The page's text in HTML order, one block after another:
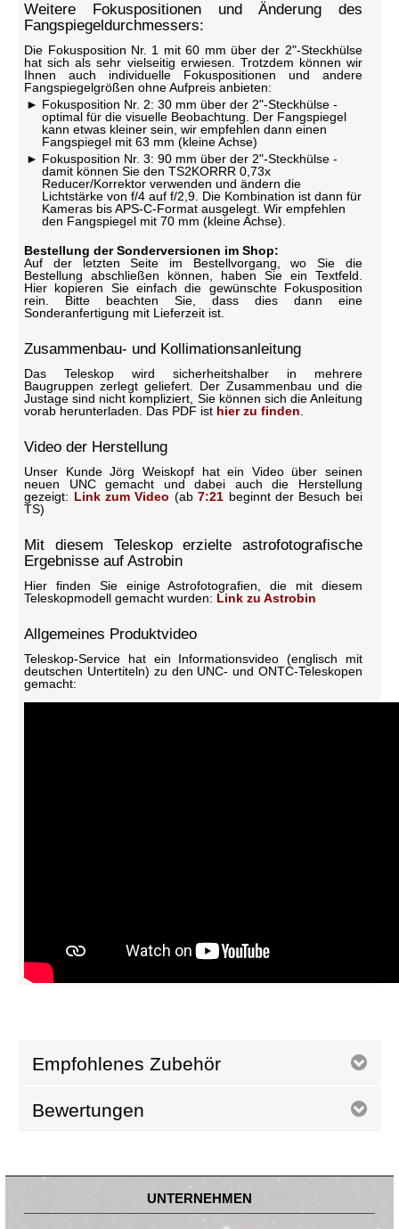
Weitere Fokuspositionen und Änderung des
Fangspiegeldurchmessers:
Die Fokusposition Nr. 1 mit 60 mm über der 2"-Steckhülse
hat sich als sehr vielseitig erwiesen. Trotzdem können wir
Ihnen auch individuelle Fokuspositionen und andere
Fangspiegelgrößen ohne Aufpreis anbieten:
Fokusposition Nr. 2: 30 mm über der 2"-Steckhülse -
optimal für die visuelle Beobachtung. Der Fangspiegel
kann etwas kleiner sein, wir empfehlen dann einen
Fangspiegel mit 63 mm (kleine Achse)
Fokusposition Nr. 3: 90 mm über der 2"-Steckhülse -
damit können Sie den TS2KORRR 0,73x
Reducer/Korrektor verwenden und ändern die
Lichtstärke von f/4 auf f/2,9. Die Kombination ist dann für
Kameras bis APS-C-Format ausgelegt. Wir empfehlen
den Fangspiegel mit 70 mm (kleine Achse).
Bestellung der Sonderversionen im Shop:
Auf der letzten Seite im Bestellvorgang, wo Sie die
Bestellung abschließen können, haben Sie ein Textfeld.
Hier kopieren Sie einfach die gewünschte Fokusposition
rein. Bitte beachten Sie, dass dies dann eine
Sonderanfertigung mit Lieferzeit ist.
Zusammenbau- und Kollimationsanleitung
Das Teleskop wird sicherheitshalber in mehrere
Baugruppen zerlegt geliefert. Der Zusammenbau und die
Justage sind nicht kompliziert, Sie können sich die Anleitung
vorab herunterladen. Das PDF ist hier zu finden.
Video der Herstellung
Unser Kunde Jörg Weiskopf hat ein Video über seinen
neuen UNC gemacht und dabei auch die Herstellung
gezeigt: Link zum Video (ab7:21 beginnt der Besuch bei
TS)
Mit diesem Teleskop erzielte astrofotografische
Ergebnisse auf Astrobin
Hier finden Sie einige Astrofotografien, die mit diesem
Teleskopmodell gemacht wurden: Link zu Astrobin
Allgemeines Produktvideo
Teleskop-Service hat ein Informationsvideo (englisch mit
deutschen Untertiteln) zu den UNC- und ONTC-Teleskopen
gemacht:
Empfohlenes Zubehör
Bewertungen
UNTERNEHMEN